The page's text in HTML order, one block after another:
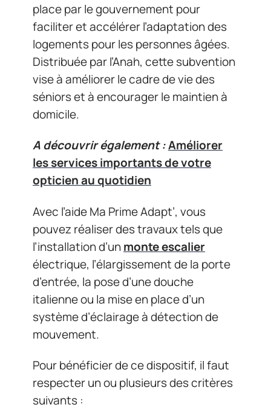
place par le gouvernement pour
faciliter et accélérer l’adaptation des
logements pour les personnes âgées.
Distribuée par l’Anah, cette subvention
vise à améliorer le cadre de vie des
séniors et à encourager le maintien à
domicile.
A découvrir également :Améliorer
les services importants de votre
opticien au quotidien
Avec l’aide Ma Prime Adapt’, vous
pouvez réaliser des travaux tels que
l’installation d’unmonte escalier
électrique, l’élargissement de la porte
d’entrée, la pose d’une douche
italienne ou la mise en place d’un
système d’éclairage à détection de
mouvement.
Pour bénéficier de ce dispositif, il faut
respecter un ou plusieurs des critères
suivants :